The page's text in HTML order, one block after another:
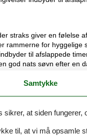
straks giver en følelse
rammerne for
til afslappede
god nats søvn efter en
med de
mærkes. Terrassen
der rig mulighed for
Samtykke
sikrer, at siden
til, at vi må opsamle